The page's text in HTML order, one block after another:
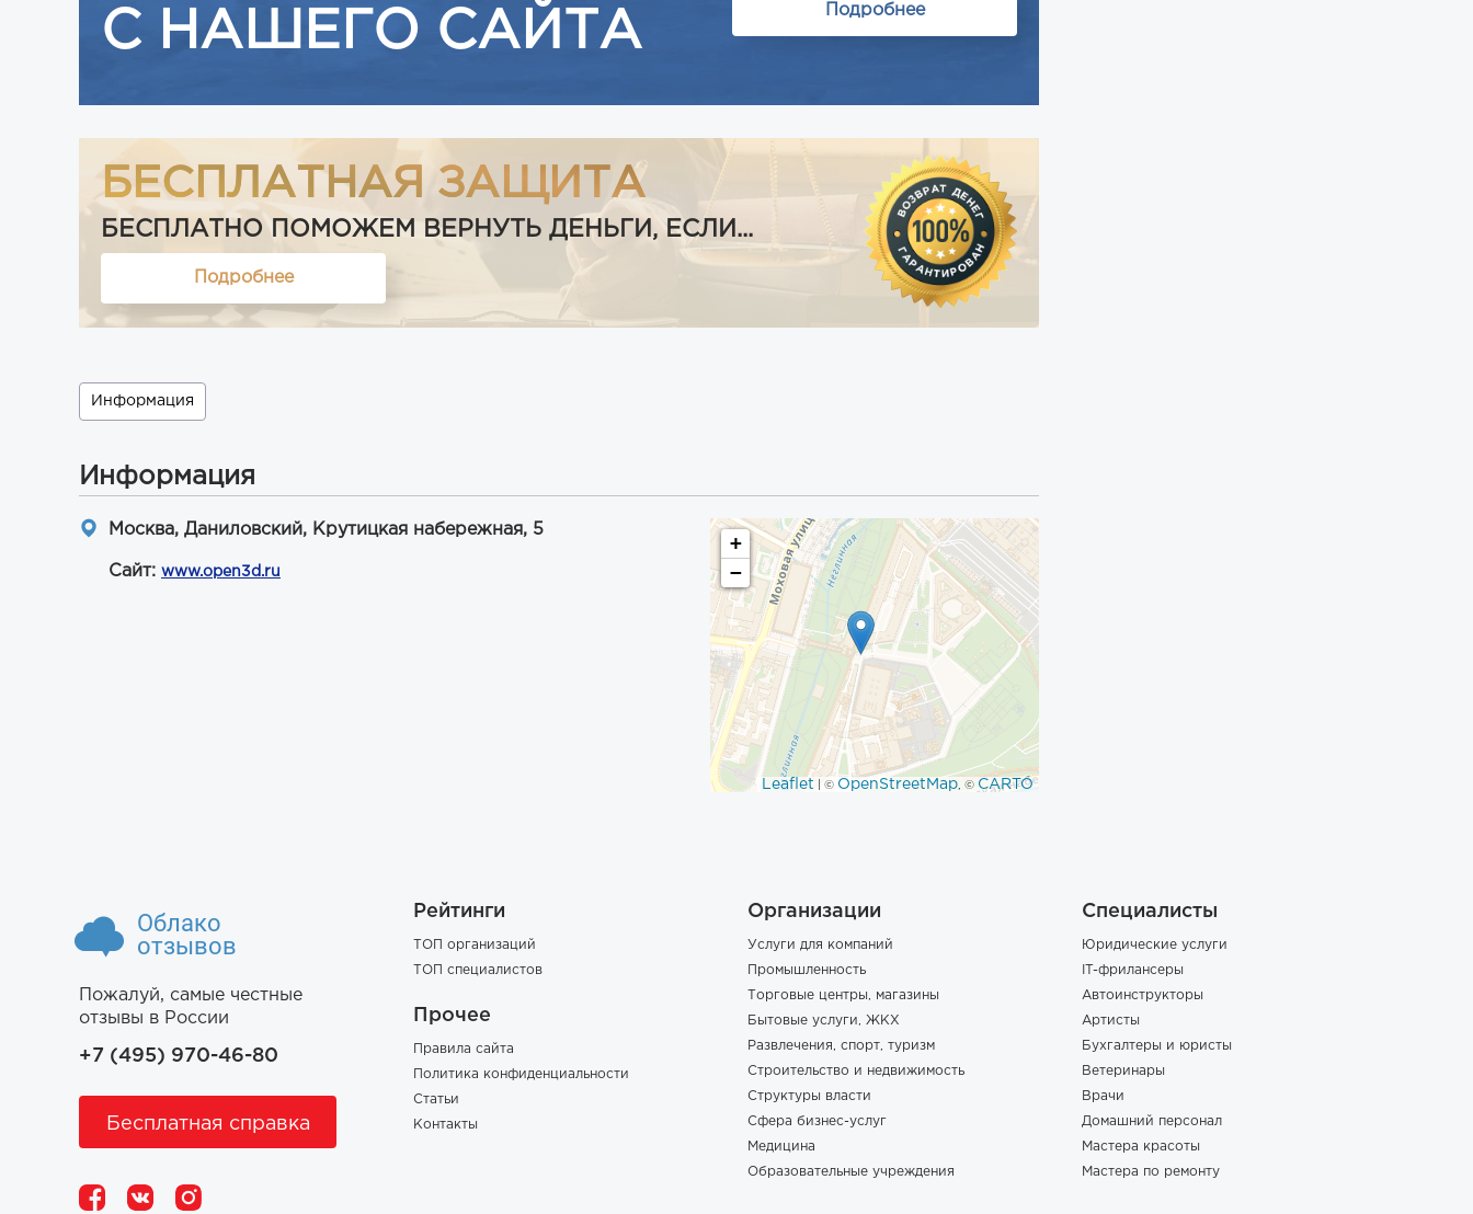
С НАШЕГО САЙТА Подробнее
БЕСПЛАТНАЯ ЗАЩИТА
БЕСПЛАТНО ПОМОЖЕМ ВЕРНУТЬ ДЕНЬГИ, ЕСЛИ...
Подробнее
Информация
Информация
Москва, Даниловский, Крутицкая набережная, 5
Сайт: www.open3d.ru
+
−
Leaflet | © OpenStreetMap, © CARTO
Облако
отзывов
Пожалуй, самые честные
отзывы в России
+7 (495) 970-46-80
Бесплатная справка
Рейтинги
ТОП организаций
ТОП специалистов
Прочее
Правила сайта
Политика конфиденциальности
Статьи
Контакты
Организации
Услуги для компаний
Промышленность
Торговые центры, магазины
Бытовые услуги, ЖКХ
Развлечения, спорт, туризм
Строительство и недвижимость
Структуры власти
Сфера бизнес-услуг
Медицина
Образовательные учреждения
Специалисты
Юридические услуги
IT-фрилансеры
Автоинструкторы
Артисты
Бухгалтеры и юристы
Ветеринары
Врачи
Домашний персонал
Мастера красоты
Мастера по ремонту